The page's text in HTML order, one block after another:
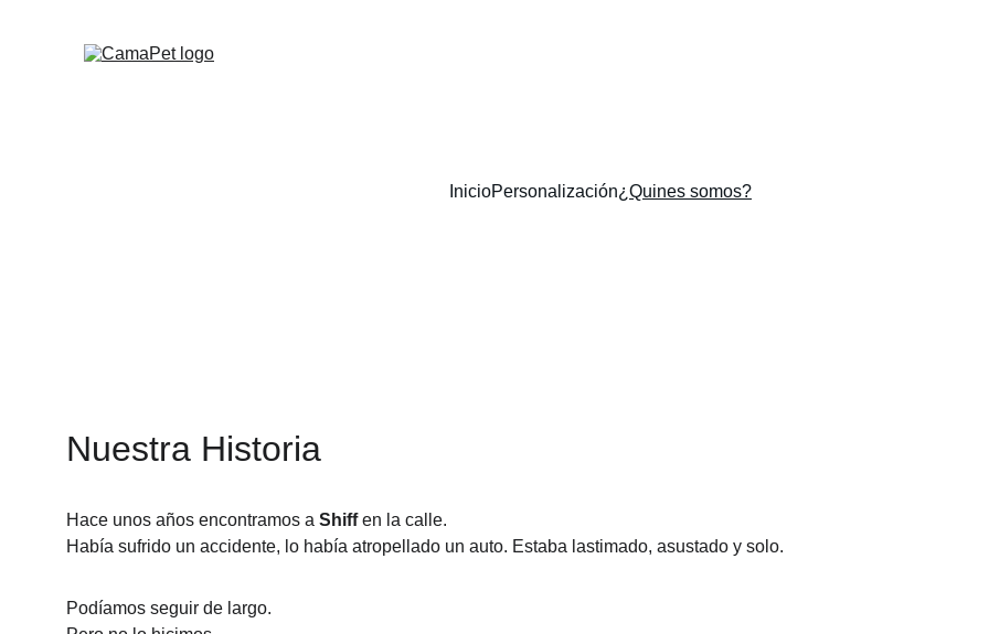
InicioPersonalización¿Quines somos?
Nuestra Historia
Hace unos años encontramos a Shiff en la calle.
Había sufrido un accidente, lo había atropellado un auto. Estaba lastimado, asustado y solo.
Podíamos seguir de largo.